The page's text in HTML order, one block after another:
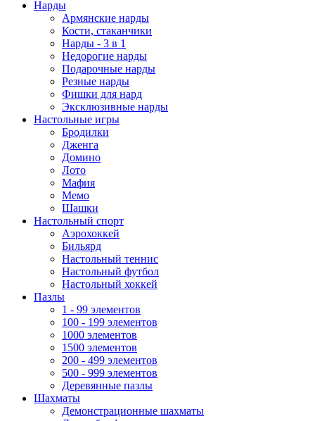
Нарды
Армянские нарды
Кости, стаканчики
Нарды - 3 в 1
Недорогие нарды
Подарочные нарды
Резные нарды
Фишки для нард
Эксклюзивные нарды
Настольные игры
Бродилки
Дженга
Домино
Лото
Мафия
Мемо
Шашки
Настольный спорт
Аэрохоккей
Бильярд
Настольный теннис
Настольный футбол
Настольный хоккей
Пазлы
1 - 99 элементов
100 - 199 элементов
1000 элементов
1500 элементов
200 - 499 элементов
500 - 999 элементов
Деревянные пазлы
Шахматы
Демонстрационные шахматы